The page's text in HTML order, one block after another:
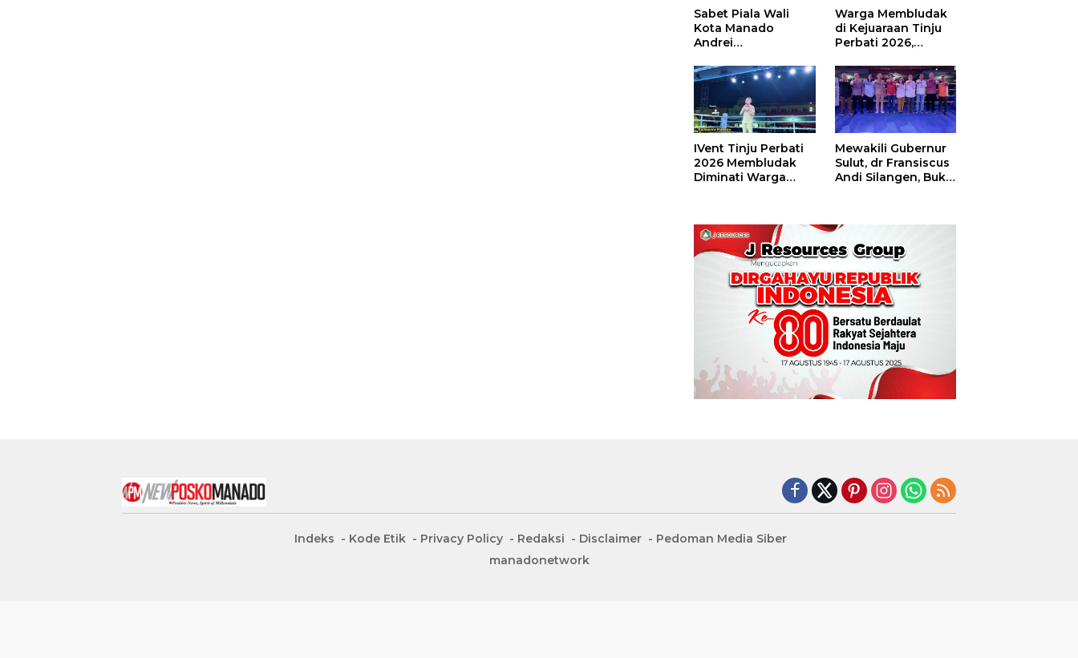
Sabet Piala Wali
Kota Manado
Andrei
Boxing Camp Juara
Umum Tinju Perbati
2026
Warga Membludak
di Kejuaraan Tinju
Perbati 2026,
Piala Wali Kota
IVent Tinju Perbati
2026 Membludak
Diminati Warga
Mewakili Gubernur
Sulut, dr Fransiscus
Andi Silangen, Buka
Piala Wali Kota
Manado
Indeks Kode Etik Privacy Policy Redaksi Disclaimer
Pedoman Media Siber
manadonetwork